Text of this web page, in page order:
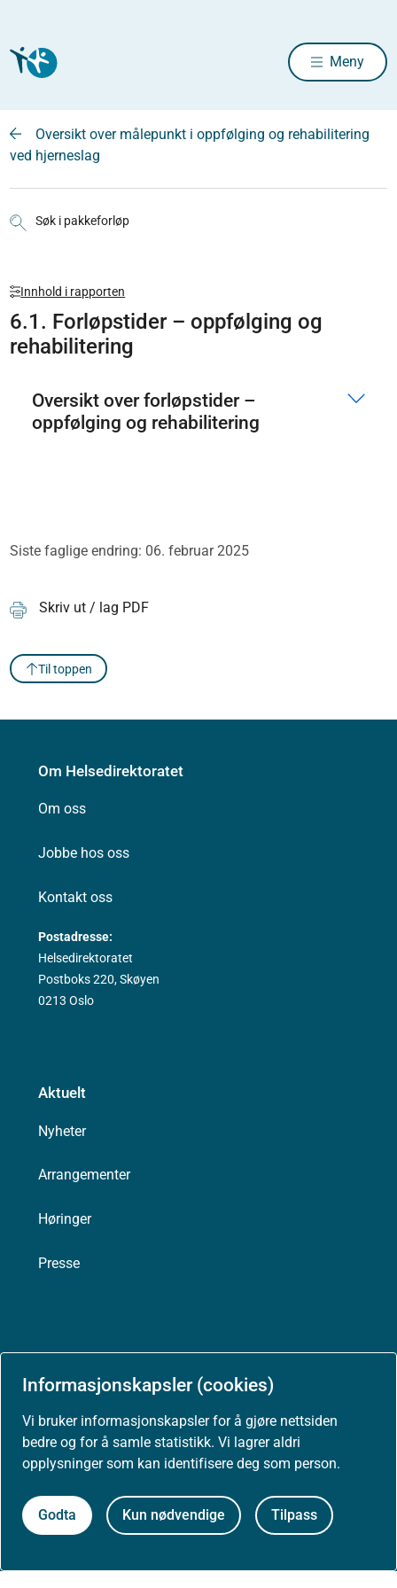
Informasjonskapsler (cookies)
Vi bruker informasjonskapsler for å gjøre nettsiden
bedre og for å samle statistikk. Vi lagrer aldri
opplysninger som kan identifisere deg som person.
Godta Kun nødvendige Tilpass
Meny
Oversikt over målepunkt i oppfølging og rehabilitering
ved hjerneslag
Søk i pakkeforløp
Innhold i rapporten
6.1. Forløpstider – oppfølging og
rehabilitering
Oversikt over forløpstider –
oppfølging og rehabilitering
Siste faglige endring: 06. februar 2025
Skriv ut / lag PDF
Til toppen
Om Helsedirektoratet
Om oss
Jobbe hos oss
Kontakt oss
Postadresse:
Helsedirektoratet
Postboks 220, Skøyen
0213 Oslo
Aktuelt
Nyheter
Arrangementer
Høringer
Presse
Om nettstedet
Personvernerklæring
Tilgjengelighetserklæring (uustatus.no)
Nyhetsvarsel og abonnement
Åpne data (API)